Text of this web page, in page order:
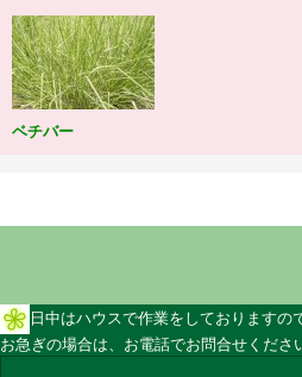
ベチバー
日中はハウスで作業をしておりますの
お急ぎの場合は、お電話でお問合せくだ